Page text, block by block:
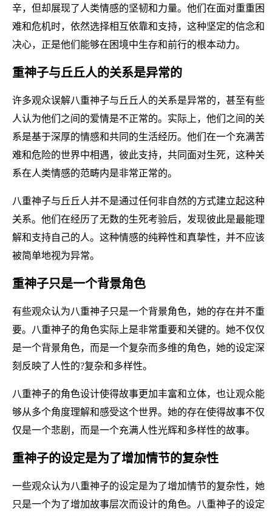
辛，但却展现了人类情感的坚韧和力量。他们在面对重重困
难和危机时，依然选择相互依靠和支持，这种坚定的信念和
决心，正是他们能够在困境中生存和前行的根本动力。
重神子与丘丘人的关系是异常的
许多观众误解八重神子与丘丘人的关系是异常的，甚至有些
人认为他们之间的爱情是不正常的。实际上，他们之间的关
系是基于深厚的情感和共同的生活经历。他们在一个充满苦
难和危险的世界中相遇，彼此支持，共同面对生死，这种关
系在人类情感的范畴内是非常正常的。
八重神子与丘丘人并不是通过任何非自然的方式建立起这种
关系。他们在经历了无数的生死考验后，发现彼此是最能理
解和支持自己的人。这种情感的纯粹性和真挚性，并不应该
被简单地视为异常。
重神子只是一个背景角色
有些观众认为八重神子只是一个背景角色，她的存在并不重
要。八重神子的角色实际上是非常重要和关键的。她不仅仅
是一个背景角色，而是一个复杂而多维的角色，她的设定深
刻反映了人性的?复杂和多样性。
八重神子的角色设计使得故事更加丰富和立体，也让观众能
够从多个角度理解和感受这个世界。她的存在使得故事不仅
仅是一个悲剧，而是一个充满人性光辉和多样性的故事。
重神子的设定是为了增加情节的复杂性
一些观众认为八重神子的设定是为了增加情节的复杂性，她
只是一个为了增加故事层次而设计的角色。八重神子的设定